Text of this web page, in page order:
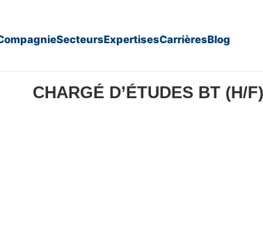
SecteursExpertisesCarrièresBlog
CHARGÉ D’ÉTUDES BT (H/